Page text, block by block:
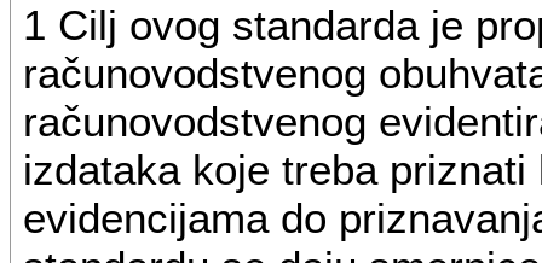
1 Cilj ovog standarda je
računovodstvenog
računovodstvenog
izdataka koje treba
evidencijama do